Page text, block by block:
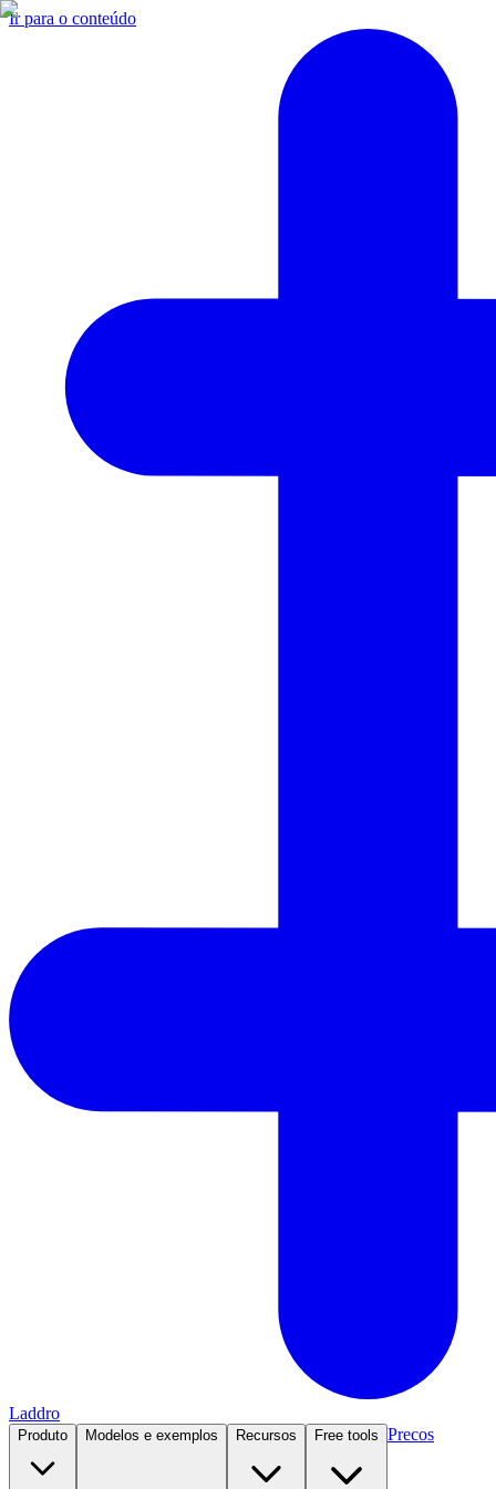
Ir para o conteúdo
Laddro
Produto Modelos e exemplos Recursos Free tools Precos